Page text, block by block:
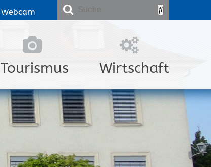
Webcam
Tourismus Wirtschaft